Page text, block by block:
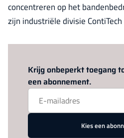
concentreren op het
zijn industriële divisie
Krijg onbeperkt toegang
een abonnement.
Kies een